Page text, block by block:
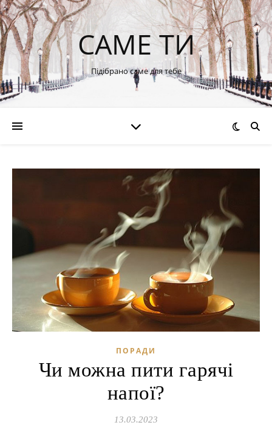
САМЕ ТИ
Підібрано саме для тебе
ПОРАДИ
Чи можна пити гарячі
напої?
13.03.2023